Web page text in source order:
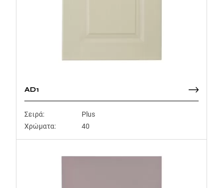
AD1
Σειρά:
Plus
Χρώματα:
40